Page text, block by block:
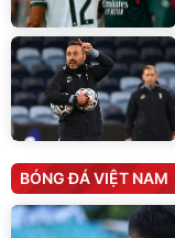
BÓNG ĐÁ VIỆT NAM